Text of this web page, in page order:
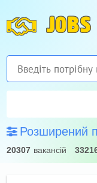
JOBS
Розширений
20307 вакансій